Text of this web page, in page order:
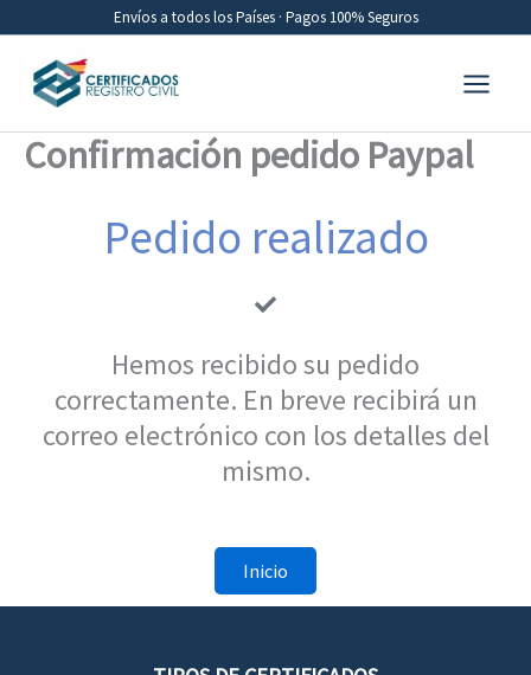
contenido
Envíos a todos los Países · Pagos 100% Seguros
Confirmación pedido Paypal
Pedido realizado
Hemos recibido su pedido
correctamente. En breve recibirá un
correo electrónico con los detalles del
mismo.
Inicio